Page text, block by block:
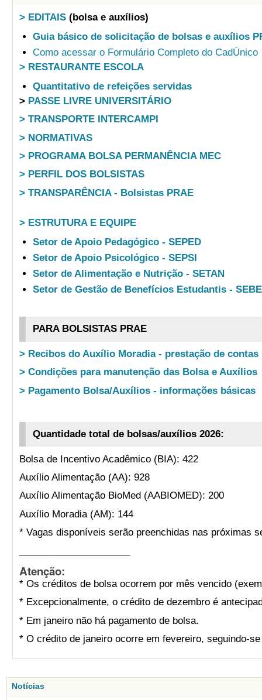
> EDITAIS (bolsa e auxílios)
Guia básico de solicitação de bolsas e auxílios
Como acessar o Formulário Completo do CadÚnico
> RESTAURANTE ESCOLA
Quantitativo de refeições servidas
> PASSE LIVRE UNIVERSITÁRIO
> TRANSPORTE INTERCAMPI
> NORMATIVAS
> PROGRAMA BOLSA PERMANÊNCIA MEC
> PERFIL DOS BOLSISTAS
> TRANSPARÊNCIA - Bolsistas PRAE
> ESTRUTURA E EQUIPE
Setor de Apoio Pedagógico - SEPED
Setor de Apoio Psicológico - SEPSI
Setor de Alimentação e Nutrição - SETAN
Setor de Gestão de Benefícios Estudantis -
PARA BOLSISTAS PRAE
> Recibos do Auxílio Moradia - prestação de contas
> Condições para manutenção das Bolsa e Auxílios
> Pagamento Bolsa/Auxílios - informações básicas
Quantidade total de bolsas/auxílios 2026:
Bolsa de Incentivo Acadêmico (BIA): 422
Auxílio Alimentação (AA): 928
Auxílio Alimentação BioMed (AABIOMED): 200
Auxílio Moradia (AM): 144
* Vagas disponíveis serão preenchidas nas próximas
Atenção:
* Os créditos de bolsa ocorrem por mês vencido
* Excepcionalmente, o crédito de dezembro é
* Em janeiro não há pagamento de bolsa.
* O crédito de janeiro ocorre em fevereiro, seguindo-
Notícias